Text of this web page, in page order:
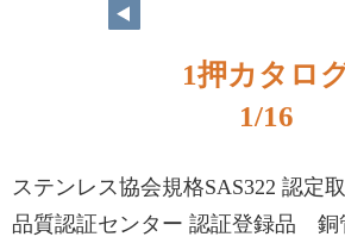
1押カタロ
1/16
ステンレス協会規格SAS322 認定
品質認証センター 認証登録品 銅